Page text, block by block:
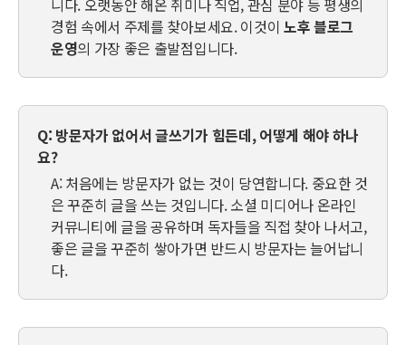
니다. 오랫동안 해온 취미나 직업, 관심 분야 등 평생의
경험 속에서 주제를 찾아보세요. 이것이 노후 블로그
운영의 가장 좋은 출발점입니다.
Q: 방문자가 없어서 글쓰기가 힘든데, 어떻게 해야 하나
요?
A: 처음에는 방문자가 없는 것이 당연합니다. 중요한 것
은 꾸준히 글을 쓰는 것입니다. 소셜 미디어나 온라인
커뮤니티에 글을 공유하며 독자들을 직접 찾아 나서고,
좋은 글을 꾸준히 쌓아가면 반드시 방문자는 늘어납니
다.